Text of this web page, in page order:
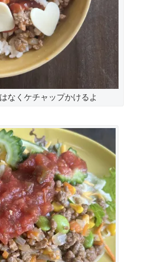
なくケチャップかけるよ